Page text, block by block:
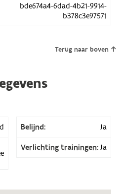
bde674a4-6dad-4b21-9914-
b378c3e97571
Terug naar boven
Belijnd: Ja
Verlichting trainingen: Ja